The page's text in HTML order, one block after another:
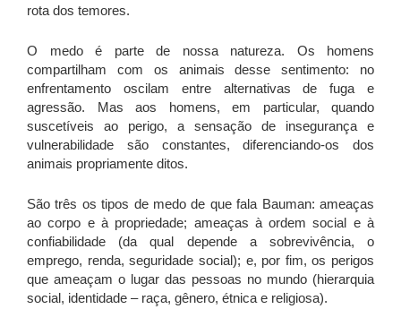
rota dos temores.
O medo é parte de nossa natureza. Os homens
compartilham com os animais desse sentimento: no
enfrentamento oscilam entre alternativas de fuga e
agressão. Mas aos homens, em particular, quando
suscetíveis ao perigo, a sensação de insegurança e
vulnerabilidade são constantes, diferenciando-os dos
animais propriamente ditos.
São três os tipos de medo de que fala Bauman: ameaças
ao corpo e à propriedade; ameaças à ordem social e à
confiabilidade (da qual depende a sobrevivência, o
emprego, renda, seguridade social); e, por fim, os perigos
que ameaçam o lugar das pessoas no mundo (hierarquia
social, identidade – raça, gênero, étnica e religiosa).